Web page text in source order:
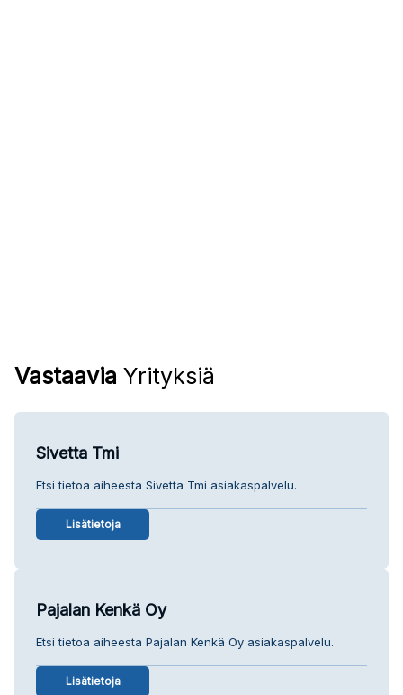
Vastaavia Yrityksiä
Sivetta Tmi
Etsi tietoa aiheesta Sivetta Tmi asiakaspalvelu.
Lisätietoja
Pajalan Kenkä Oy
Etsi tietoa aiheesta Pajalan Kenkä Oy asiakaspalvelu.
Lisätietoja